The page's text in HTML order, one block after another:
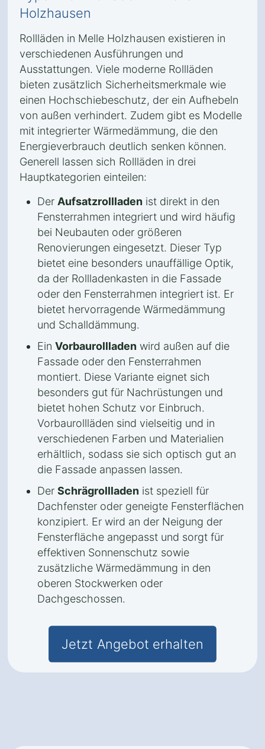
Holzhausen
Rollläden in Melle Holzhausen existieren in
verschiedenen Ausführungen und
Ausstattungen. Viele moderne Rollläden
bieten zusätzlich Sicherheitsmerkmale wie
einen Hochschiebeschutz, der ein Aufhebeln
von außen verhindert. Zudem gibt es Modelle
mit integrierter Wärmedämmung, die den
Energieverbrauch deutlich senken können.
Generell lassen sich Rollläden in drei
Hauptkategorien einteilen:
Der Aufsatzrollladen ist direkt in den
Fensterrahmen integriert und wird häufig
bei Neubauten oder größeren
Renovierungen eingesetzt. Dieser Typ
bietet eine besonders unauffällige Optik,
da der Rollladenkasten in die Fassade
oder den Fensterrahmen integriert ist. Er
bietet hervorragende Wärmedämmung
und Schalldämmung.
Ein Vorbaurollladen wird außen auf die
Fassade oder den Fensterrahmen
montiert. Diese Variante eignet sich
besonders gut für Nachrüstungen und
bietet hohen Schutz vor Einbruch.
Vorbaurollläden sind vielseitig und in
verschiedenen Farben und Materialien
erhältlich, sodass sie sich optisch gut an
die Fassade anpassen lassen.
Der Schrägrollladen ist speziell für
Dachfenster oder geneigte Fensterflächen
konzipiert. Er wird an der Neigung der
Fensterfläche angepasst und sorgt für
effektiven Sonnenschutz sowie
zusätzliche Wärmedämmung in den
oberen Stockwerken oder
Dachgeschossen.
Jetzt Angebot erhalten